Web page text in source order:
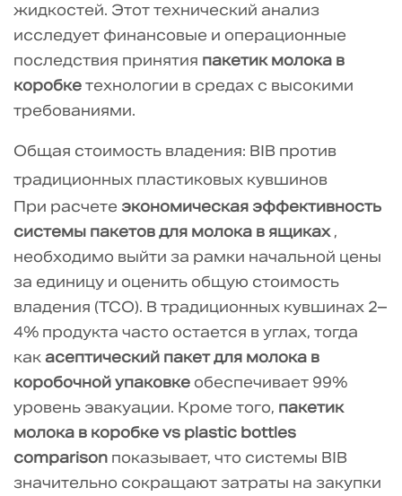
стабильность
качества
2.1
Последовательность
технической
консервации
Логистическое
и
экологическое
воздействие
4
Внедрение
правильного
решения:
заполнение
и
дозирование
5
Заключение:
жидкостей. Этот технический анализ
исследует финансовые и операционные
последствия принятия пакетик молока в
коробкетехнологии в средах с высокими
требованиями.
Общая стоимость владения: BIB против
традиционных пластиковых кувшинов
При расчете экономическая эффективность
системы пакетов для молока в ящиках,
необходимо выйти за рамки начальной цены
за единицу и оценить общую стоимость
владения (TCO). В традиционных кувшинах 2–
4% продукта часто остается в углах, тогда
какасептический пакет для молока в
коробочной упаковке обеспечивает 99%
уровень эвакуации. Кроме того, пакетик
молока в коробке vs plastic bottles
comparison показывает, что системы BIB
значительно сокращают затраты на закупки